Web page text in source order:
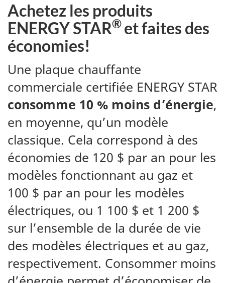
Achetez les produits
ENERGY STAR® et faites des
économies!
Une plaque chauffante
commerciale certifiée ENERGY STAR
consomme 10 % moins d’énergie,
en moyenne, qu’un modèle
classique. Cela correspond à des
économies de 120 $ par an pour les
modèles fonctionnant au gaz et
100 $ par an pour les modèles
électriques, ou 1 100 $ et 1 200 $
sur l’ensemble de la durée de vie
des modèles électriques et au gaz,
respectivement. Consommer moins